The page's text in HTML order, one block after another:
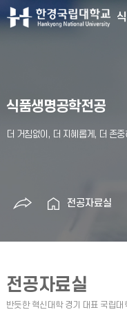
식품생명공학전공
전공자료실
전공자료실